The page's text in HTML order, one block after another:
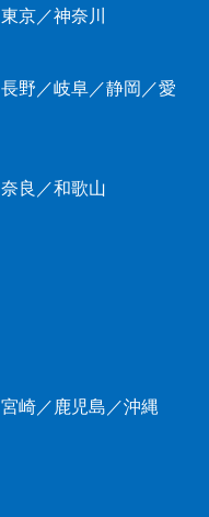
東京／神奈川
長野 ／岐阜／静岡 ／愛
奈良 ／和歌山
宮崎／ 鹿児島 ／沖縄